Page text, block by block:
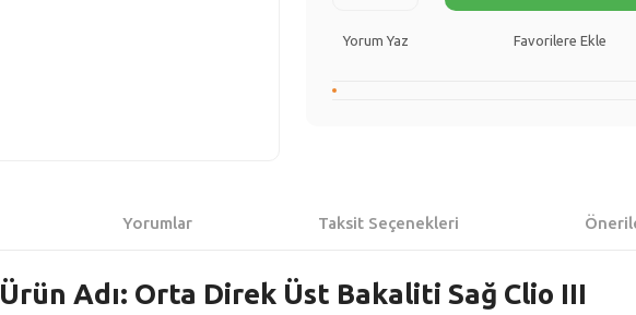
Yorum Yaz
Yorumlar Taksit Seçenekleri
Ürün Adı: Orta Direk Üst Bakaliti Sağ Clio III